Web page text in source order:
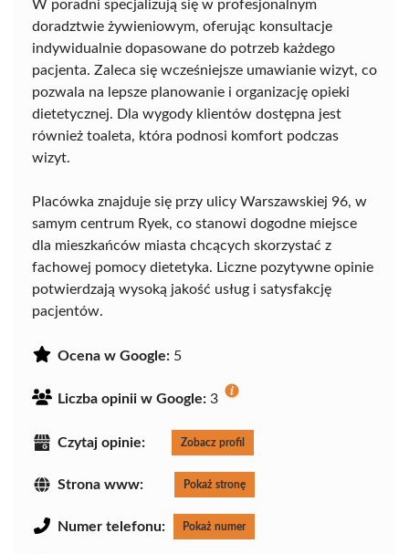
W poradni specjalizują się w profesjonalnym
doradztwie żywieniowym, oferując konsultacje
indywidualnie dopasowane do potrzeb każdego
pacjenta. Zaleca się wcześniejsze umawianie wizyt, co
pozwala na lepsze planowanie i organizację opieki
dietetycznej. Dla wygody klientów dostępna jest
również toaleta, która podnosi komfort podczas
wizyt.
Placówka znajduje się przy ulicy Warszawskiej 96, w
samym centrum Ryek, co stanowi dogodne miejsce
dla mieszkańców miasta chcących skorzystać z
fachowej pomocy dietetyka. Liczne pozytywne opinie
potwierdzają wysoką jakość usług i satysfakcję
pacjentów.
Ocena w Google: 5
Liczba opinii w Google: 3
Czytaj opinie: Zobacz profil
Strona www: Pokaż stronę
Numer telefonu: Pokaż numer